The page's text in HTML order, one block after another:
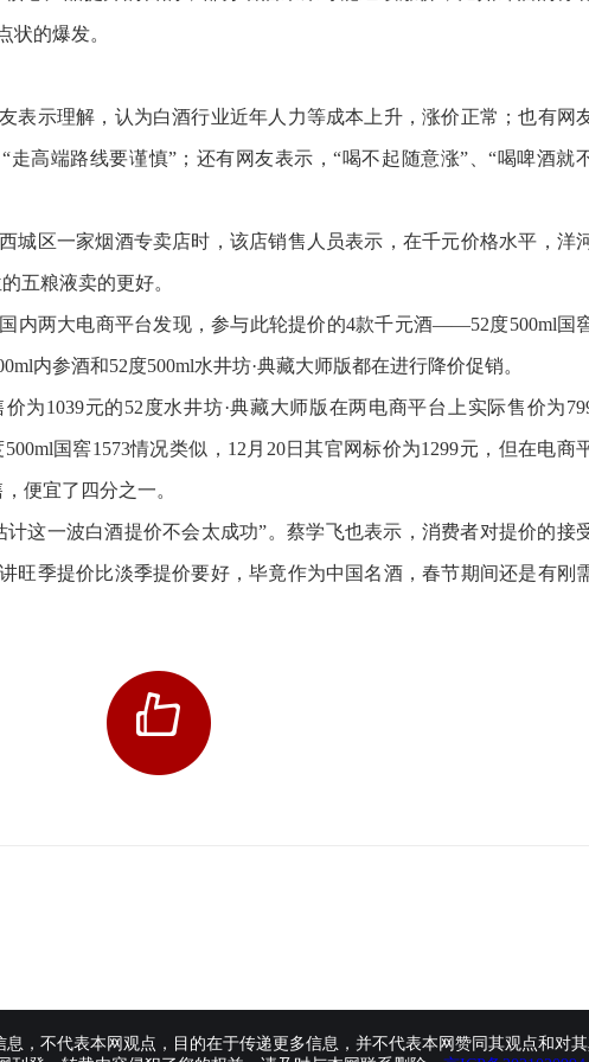
状的爆发。
示理解，认为白酒行业近年人力等成本上升，涨价正常；也有网
走高端路线要谨慎”；还有网友表示，“喝不起随意涨”、“喝啤酒就
区一家烟酒专卖店时，该店销售人员表示，在千元价格水平，洋
五粮液卖的更好。
两大电商平台发现，参与此轮提价的4款千元酒——52度500ml国
内参酒和52度500ml水井坊·典藏大师版都在进行降价促销。
1039元的52度水井坊·典藏大师版在两电商平台上实际售价为
国窖1573情况类似，12月20日其官网标价为1299元，但在电商
便宜了四分之一。
一波白酒提价不会太成功”。蔡学飞也表示，消费者对提价的接
旺季提价比淡季提价要好，毕竟作为中国名酒，春节期间还是有刚
息，不代表本网观点，目的在于传递更多信息，并不代表本网赞同其观点和对其